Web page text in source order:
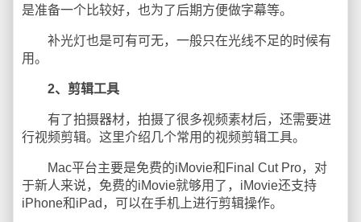
是准备一个比较好，也为了后期方便做字幕等。
补光灯也是可有可无，一般只在光线不足的时候有
用。
2、剪辑工具
有了拍摄器材，拍摄了很多视频素材后，还需要进
行视频剪辑。这里介绍几个常用的视频剪辑工具。
Mac平台主要是免费的iMovie和Final Cut Pro，对
于新人来说，免费的iMovie就够用了，iMovie还支持
iPhone和iPad，可以在手机上进行剪辑操作。